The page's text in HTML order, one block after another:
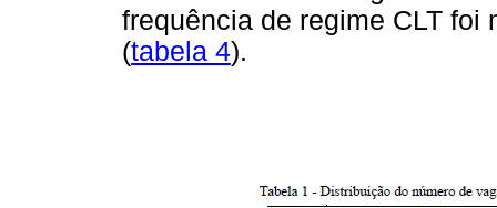
frequência de regime CLT foi
(tabela 4).